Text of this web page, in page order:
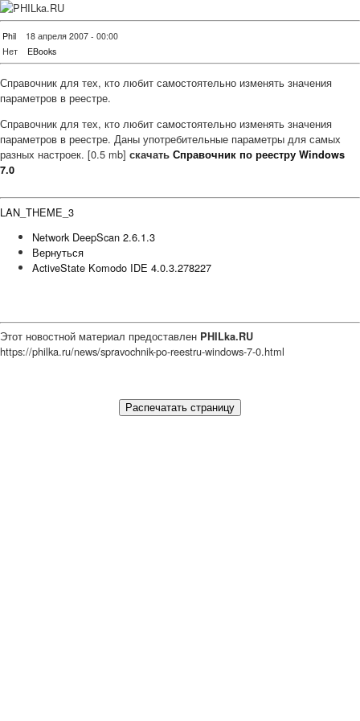
Phil
18 апреля 2007 - 00:00
Нет
EBooks
Справочник для тех, кто любит самостоятельно изменять значения
параметров в реестре.
Справочник для тех, кто любит самостоятельно изменять значения
параметров в реестре. Даны употребительные параметры для самых
разных настроек. [0.5 mb] скачать Справочник по реестру Windows
7.0
LAN_THEME_3
Network DeepScan 2.6.1.3
Вернуться
ActiveState Komodo IDE 4.0.3.278227
Этот новостной материал предоставлен PHILka.RU
https://philka.ru/news/spravochnik-po-reestru-windows-7-0.html
Распечатать страницу